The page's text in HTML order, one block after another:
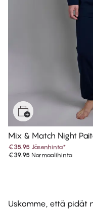
Mix & Match Night
€35.95 Jäsenhinta*
€39.95 Normaalihinta
Uskomme, että pidät